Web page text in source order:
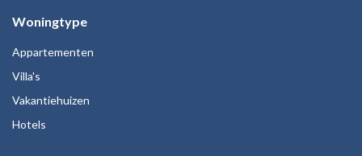
Woningtype
Appartementen
Villa's
Vakantiehuizen
Hotels